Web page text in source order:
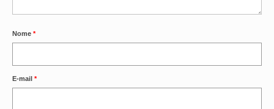
Nome *
E-mail *